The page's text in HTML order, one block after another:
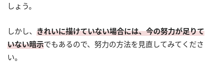
しょう。
しかし、 きれいに描けていない場合には、今の努力が足りて
いない暗示でもあるので、努力の方法を見直してみてくださ
い。